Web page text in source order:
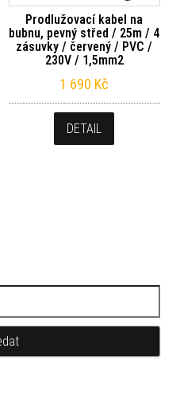
Prodlužovací kabel na
bubnu, pevný střed / 25m / 4
zásuvky / červený / PVC /
230V / 1,5mm2
1 690 Kč
DETAIL